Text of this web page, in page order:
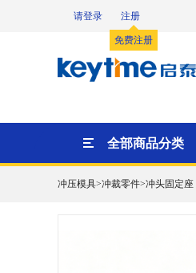
请登录 注册
免费注册
全部商品分类
冲压模具>冲裁零件>冲头固定座